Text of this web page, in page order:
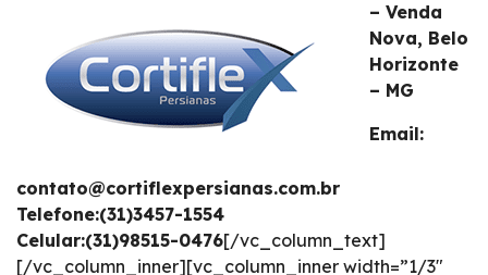
– Venda
Nova, Belo
Horizonte
– MG
Email:
contato@cortiflexpersianas.com.br
Telefone:(31)3457-1554
Celular:(31)98515-0476[/vc_column_text]
[/vc_column_inner][vc_column_inner width=”1/3″